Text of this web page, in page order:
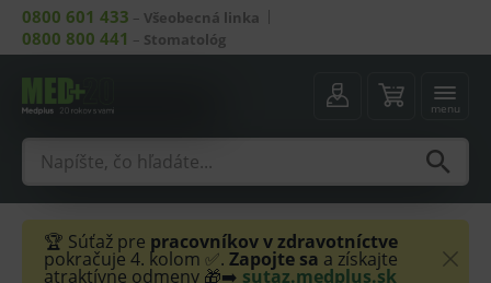
0800 601 433 – Všeobecná linka
0800 800 441 – Stomatológ
menu
🏆 Súťaž pre pracovníkov v zdravotníctve
pokračuje 4. kolom ✅. Zapojte sa a získajte
atraktívne odmeny 🎁➡️ sutaz.medplus.sk